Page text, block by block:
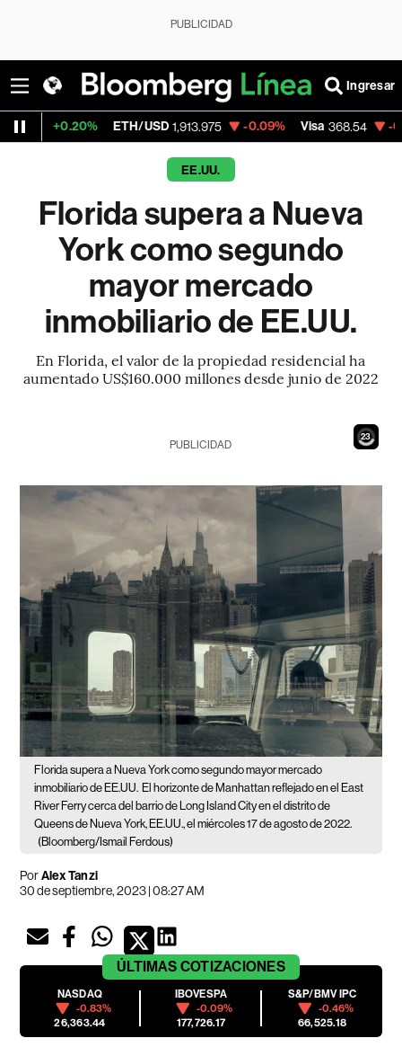
PUBLICIDAD
Ingresar
ETH/USD 1,913.975 -0.09% Visa 368.54 -0.28%
EE.UU.
Florida supera a Nueva
York como segundo
mayor mercado
inmobiliario de EE.UU.
En Florida, el valor de la propiedad residencial ha
aumentado US$160.000 millones desde junio de 2022
21
PUBLICIDAD
Florida supera a Nueva York como segundo mayor mercado
inmobiliario de EE.UU. El horizonte de Manhattan reflejado en el East
River Ferry cerca del barrio de Long Island City en el distrito de
Queens de Nueva York, EE.UU., el miércoles 17 de agosto de 2022.
(Bloomberg/Ismail Ferdous)
PorAlex Tanzi
30 de septiembre, 2023 | 08:27 AM
ÚLTIMAS COTIZACIONES
NASDAQ
-0.83%
26,363.44
IBOVESPA
-0.09%
177,726.17
S&P/BMV IPC
-0.46%
66,525.18